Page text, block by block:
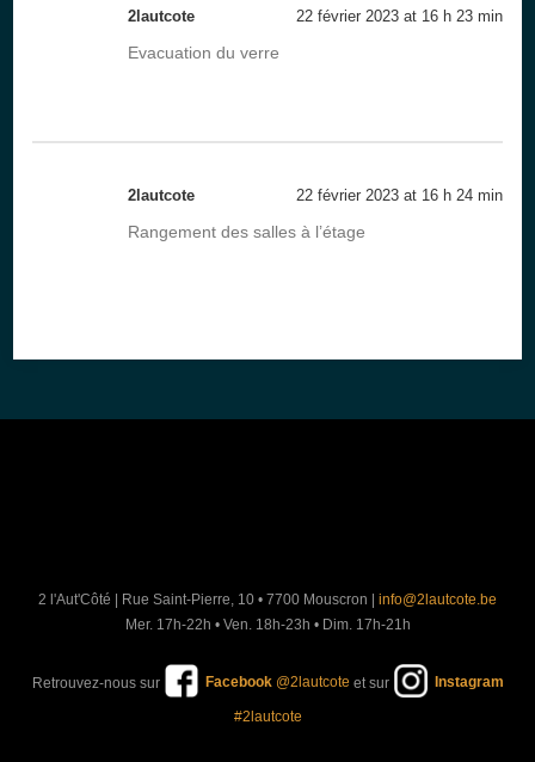
2lautcote 22 février 2023 at 16 h 23 min
Evacuation du verre
2lautcote 22 février 2023 at 16 h 24 min
Rangement des salles à l’étage
2 l'Aut'Côté | Rue Saint-Pierre, 10 • 7700 Mouscron | info@2lautcote.be
Mer. 17h-22h • Ven. 18h-23h • Dim. 17h-21h
Retrouvez-nous sur Facebook@2lautcote et sur Instagram
#2lautcote